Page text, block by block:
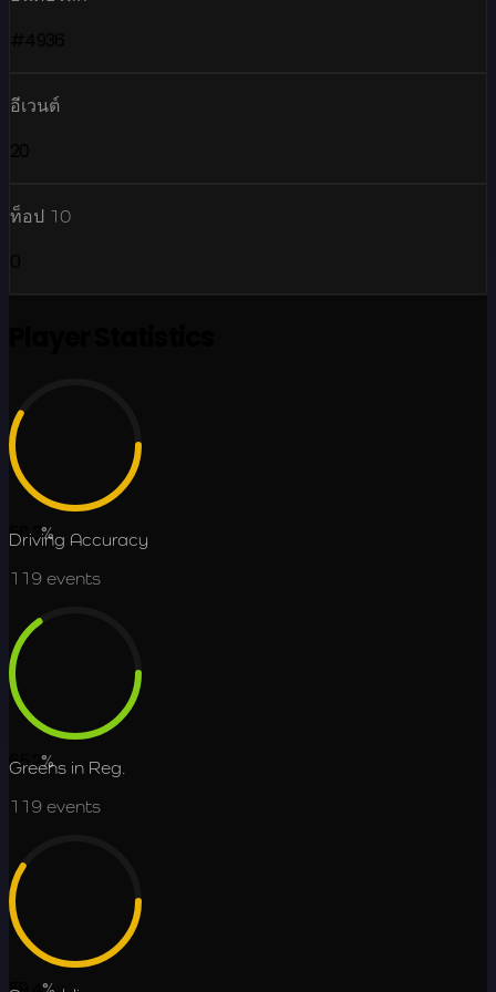
อีเวนต์
ท็อป 10
58.3%
Driving Accuracy
119 events
65.2%
Greens in Reg.
119 events